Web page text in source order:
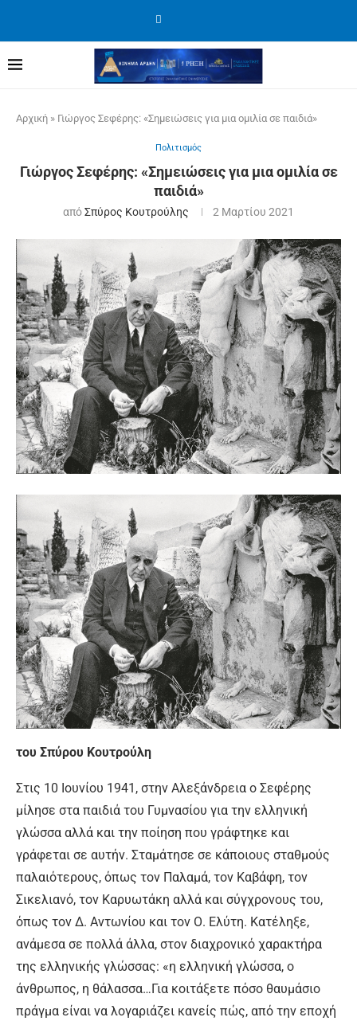
Αρχική » Γιώργος Σεφέρης: «Σημειώσεις για μια ομιλία σε παιδιά»
Πολιτισμός
Γιώργος Σεφέρης: «Σημειώσεις για μια ομιλία σε
παιδιά»
απόΣπύρος Κουτρούλης 2 Μαρτίου 2021
του Σπύρου Κουτρούλη
Στις 10 Ιουνίου 1941, στην Αλεξάνδρεια ο Σεφέρης
μίλησε στα παιδιά του Γυμνασίου για την ελληνική
γλώσσα αλλά και την ποίηση που γράφτηκε και
γράφεται σε αυτήν. Σταμάτησε σε κάποιους σταθμούς
παλαιότερους, όπως τον Παλαμά, τον Καβάφη, τον
Σικελιανό, τον Καρυωτάκη αλλά και σύγχρονους του,
όπως τον Δ. Αντωνίου και τον Ο. Ελύτη. Κατέληξε,
ανάμεσα σε πολλά άλλα, στον διαχρονικό χαρακτήρα
της ελληνικής γλώσσας: «η ελληνική γλώσσα, ο
άνθρωπος, η θάλασσα…Για κοιτάξετε πόσο θαυμάσιο
πράγμα είναι να λογαριάζει κανείς πώς, από την εποχή